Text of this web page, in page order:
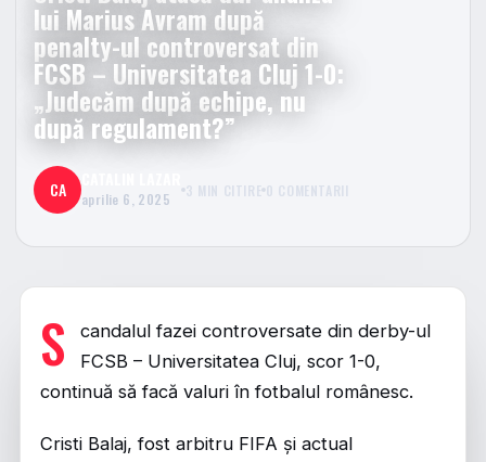
lui Marius Avram după
penalty-ul controversat din
FCSB – Universitatea Cluj 1-0:
„Judecăm după echipe, nu
după regulament?”
CA aprilie 6, 2025 3 MIN CITIRE 0 COMENTARII
S
candalul fazei controversate din derby-ul
FCSB – Universitatea Cluj, scor 1-0,
continuă să facă valuri în fotbalul românesc.
Cristi Balaj, fost arbitru FIFA și actual